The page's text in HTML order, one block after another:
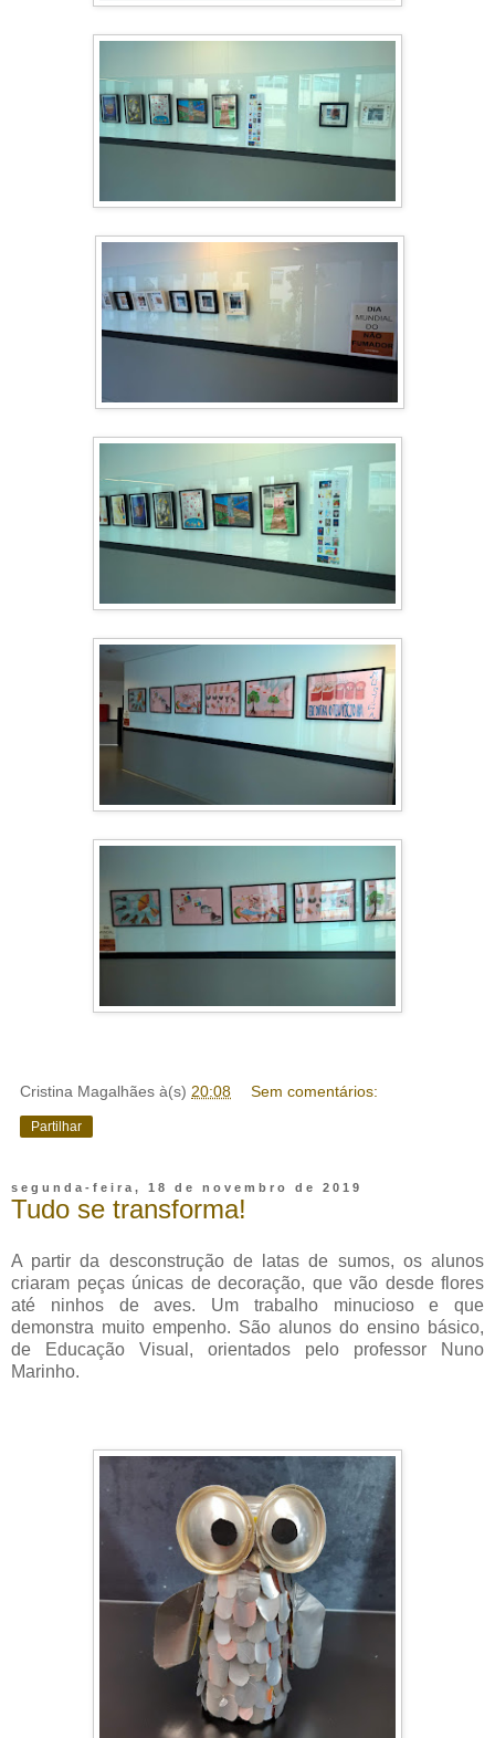
Cristina Magalhães à(s) 20:08 Sem comentários:
Partilhar
segunda-feira, 18 de novembro de 2019
Tudo se transforma!
A partir da desconstrução de latas de sumos, os alunos
criaram peças únicas de decoração, que vão desde flores
até ninhos de aves. Um trabalho minucioso e que
demonstra muito empenho. São alunos do ensino básico,
de Educação Visual, orientados pelo professor Nuno
Marinho.